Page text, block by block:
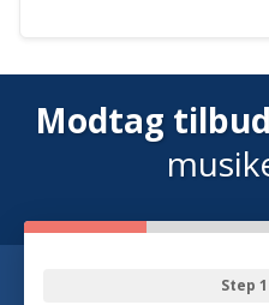
Modtag tilbud
Step 1